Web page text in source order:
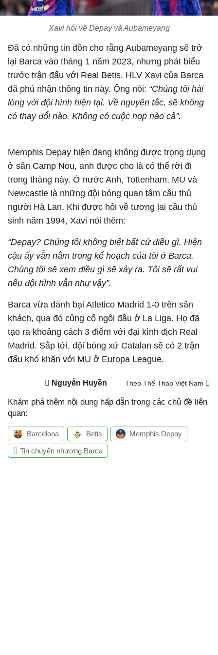
Xavi nói về Depay và Aubameyang
Đã có những tin đồn cho rằng Aubameyang sẽ trở
lại Barca vào tháng 1 năm 2023, nhưng phát biểu
trước trận đấu với Real Betis, HLV Xavi của Barca
đã phủ nhận thông tin này. Ông nói: “Chúng tôi hài
lòng với đội hình hiện tại. Về nguyên tắc, sẽ không
có thay đổi nào. Không có cuộc họp nào cả".
Memphis Depay hiện đang không được trọng dụng
ở sân Camp Nou, anh được cho là có thể rời đi
trong tháng này. Ở nước Anh, Tottenham, MU và
Newcastle là những đội bóng quan tâm cầu thủ
người Hà Lan. Khi được hỏi về tương lai cầu thủ
sinh năm 1994, Xavi nói thêm:
“Depay? Chúng tôi không biết bất cứ điều gì. Hiện
cậu ấy vẫn nằm trong kế hoạch của tôi ở Barca.
Chúng tôi sẽ xem điều gì sẽ xảy ra. Tôi sẽ rất vui
nếu đội hình vẫn như vậy”.
Barca vừa đánh bại Atletico Madrid 1-0 trên sân
khách, qua đó củng cố ngôi đầu ở La Liga. Họ đã
tạo ra khoảng cách 3 điểm với đại kình địch Real
Madrid. Sắp tới, đội bóng xứ Catalan sẽ có 2 trận
đấu khó khăn với MU ở Europa League.
Nguyễn Huyền Theo Thể Thao Việt Nam
Khám phá thêm nội dung hấp dẫn trong các chủ đề liên
quan:
Barcelona Betis Memphis Depay
Tin chuyển nhượng Barca